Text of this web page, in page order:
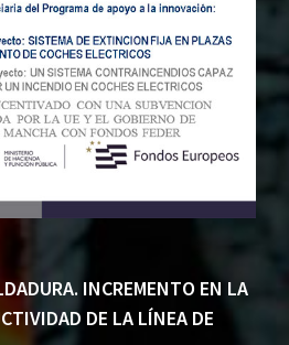
INCREMENTO EN LA
DE LA LÍNEA DE